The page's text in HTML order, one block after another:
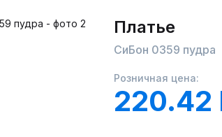
Платье
СиБон 0359 пудра
Розничная цена:
220.42